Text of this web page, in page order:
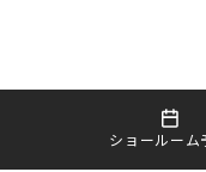
ショールーム